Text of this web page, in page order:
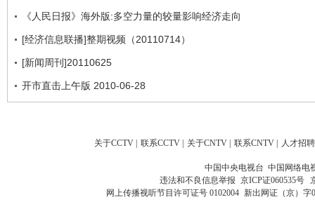
《人民日报》海外版:多空力量的较量影响经济走向
[经济信息联播]整期视频（20110714）
[新闻周刊]20110625
开市直击上午版 2010-06-28
关于CCTV | 联系CCTV | 关于CNTV | 联系CNTV | 人才招聘
中国中央电视台 中国网络电
违法和不良信息举报 京ICP证060535号
网上传播视听节目许可证号 0102004 新出网证（京）